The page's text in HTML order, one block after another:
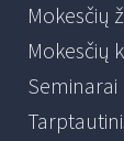
Mokesčių
Mokesčių
Seminarai